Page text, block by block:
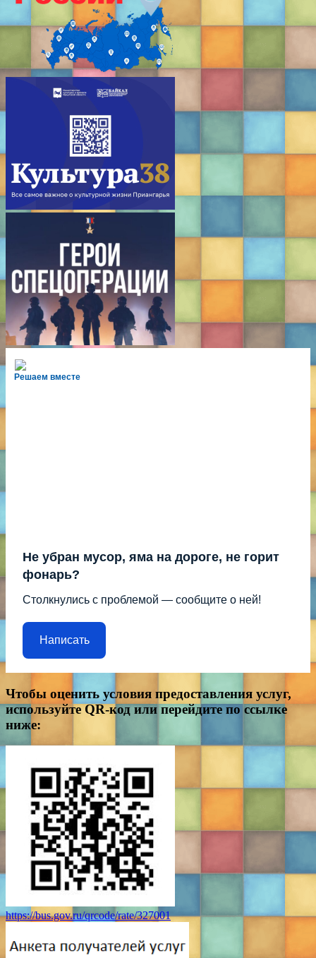
Решаем вместе
Не убран мусор, яма на дороге, не горит
фонарь?
Столкнулись с проблемой — сообщите о ней!
Написать
Чтобы оценить условия предоставления услуг,
используйте QR-код или перейдите по ссылке
ниже:
https://bus.gov.ru/qrcode/rate/327001